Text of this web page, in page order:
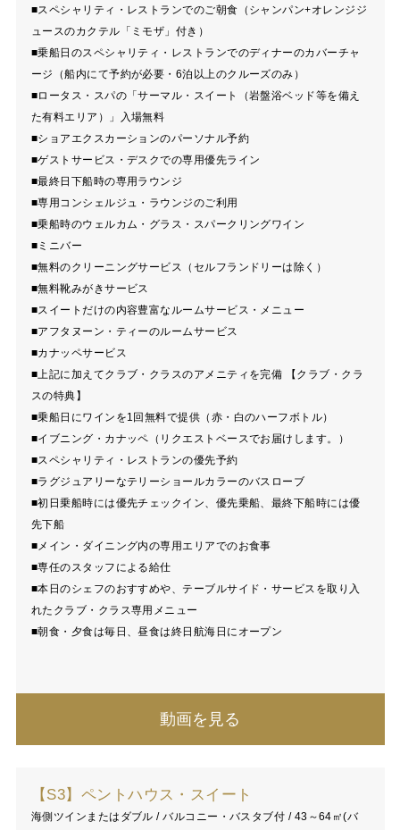
■スペシャリティ・レストランでのご朝食（シャンパン+オレンジジ
ュースのカクテル「ミモザ」付き）
■乗船日のスペシャリティ・レストランでのディナーのカバーチャ
ージ（船内にて予約が必要・6泊以上のクルーズのみ）
■ロータス・スパの「サーマル・スイート（岩盤浴ベッド等を備え
た有料エリア）」入場無料
■ショアエクスカーションのパーソナル予約
■ゲストサービス・デスクでの専用優先ライン
■最終日下船時の専用ラウンジ
■専用コンシェルジュ・ラウンジのご利用
■乗船時のウェルカム・グラス・スパークリングワイン
■ミニバー
■無料のクリーニングサービス（セルフランドリーは除く）
■無料靴みがきサービス
■スイートだけの内容豊富なルームサービス・メニュー
■アフタヌーン・ティーのルームサービス
■カナッペサービス
■上記に加えてクラブ・クラスのアメニティを完備 【クラブ・クラ
スの特典】
■乗船日にワインを1回無料で提供（赤・白のハーフボトル）
■イブニング・カナッペ（リクエストベースでお届けします。）
■スペシャリティ・レストランの優先予約
■ラグジュアリーなテリーショールカラーのバスローブ
■初日乗船時には優先チェックイン、優先乗船、最終下船時には優
先下船
■メイン・ダイニング内の専用エリアでのお食事
■専任のスタッフによる給仕
■本日のシェフのおすすめや、テーブルサイド・サービスを取り入
れたクラブ・クラス専用メニュー
■朝食・夕食は毎日、昼食は終日航海日にオープン
動画を見る
【S3】ペントハウス・スイート
海側ツインまたはダブル / バルコニー・バスタブ付 / 43～64㎡(バ